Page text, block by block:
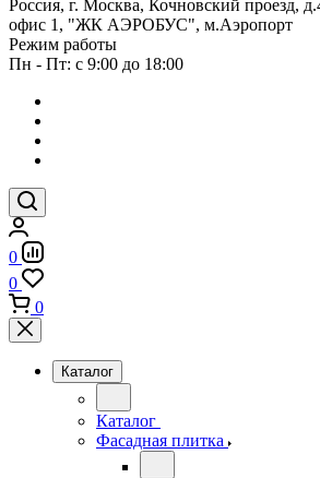
Россия, г. Москва, Кочновский проезд,
офис 1, "ЖК АЭРОБУС", м.Аэропорт
Режим работы
Пн - Пт: с 9:00 до 18:00
0
0
0
Каталог
Каталог
Фасадная плитка